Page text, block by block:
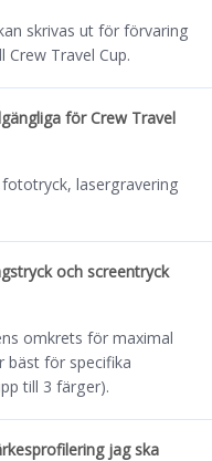
skrivas ut för förvaring
Travel Cup.
för Crew Travel
lasergravering
och screentryck
omkrets för maximal
bäst för specifika
till 3 färger).
jag ska